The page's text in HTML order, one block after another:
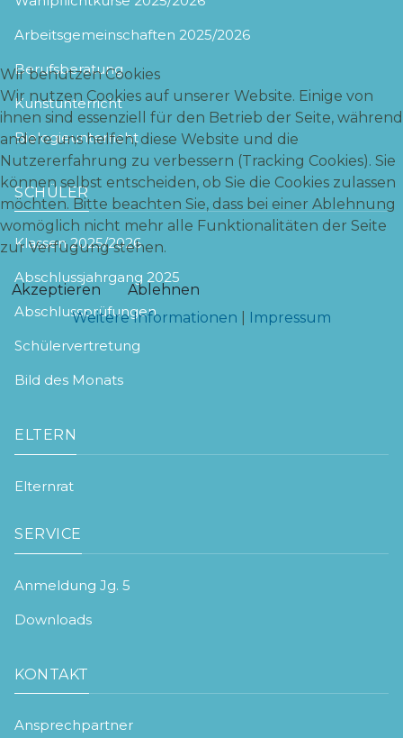
Arbeitsgemeinschaften 2025/2026
Berufsberatung
Kunstunterricht
Biologieunterricht
SCHÜLER
Klassen 2025/2026
Abschlussjahrgang 2025
Abschlussprüfungen
Schülervertretung
Bild des Monats
ELTERN
Elternrat
SERVICE
Anmeldung Jg. 5
Downloads
KONTAKT
Ansprechpartner
Wir benutzen Cookies
Wir nutzen Cookies auf unserer Website. Einige von
ihnen sind essenziell für den Betrieb der Seite, während
andere uns helfen, diese Website und die
Nutzererfahrung zu verbessern (Tracking Cookies). Sie
können selbst entscheiden, ob Sie die Cookies zulassen
möchten. Bitte beachten Sie, dass bei einer Ablehnung
womöglich nicht mehr alle Funktionalitäten der Seite
zur Verfügung stehen.
Akzeptieren
Ablehnen
Weitere Informationen
Impressum